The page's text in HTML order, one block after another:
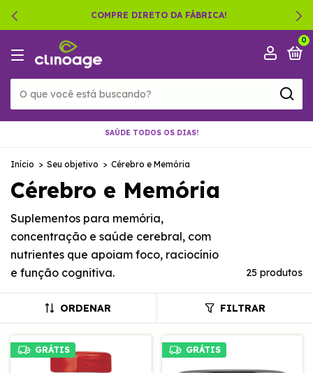
COMPRE DIRETO DA FÁBRICA!
0
SAÚDE TODOS OS DIAS!
Início > Seu objetivo > Cérebro e Memória
Cérebro e Memória
Suplementos para memória,
concentração e saúde cerebral, com
nutrientes que apoiam foco, raciocínio
e função cognitiva.
25 produtos
ORDENAR FILTRAR
GRÁTIS GRÁTIS